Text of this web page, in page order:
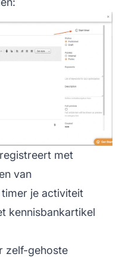
met
van
je activiteit
kennisbankartikel
zelf-gehoste